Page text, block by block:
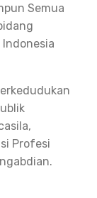
Semua
Profesi